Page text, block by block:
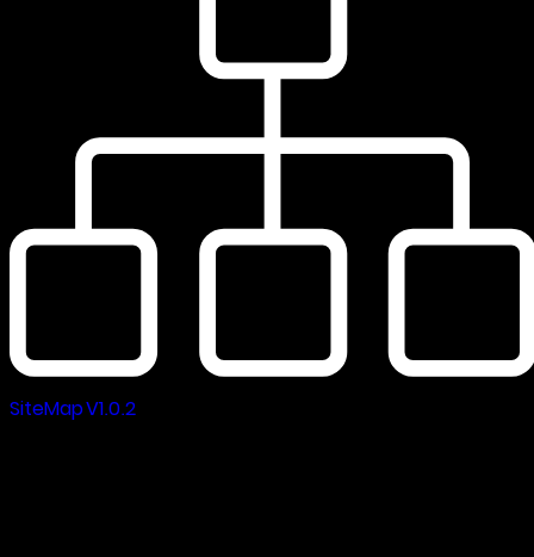
SiteMap V1.0.2